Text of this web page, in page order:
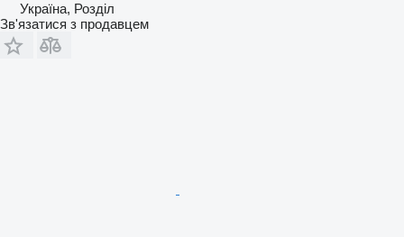
Україна, Розділ
Зв'язатися з продавцем